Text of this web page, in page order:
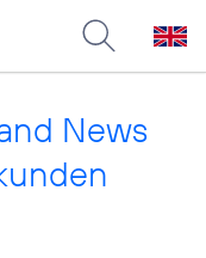
News